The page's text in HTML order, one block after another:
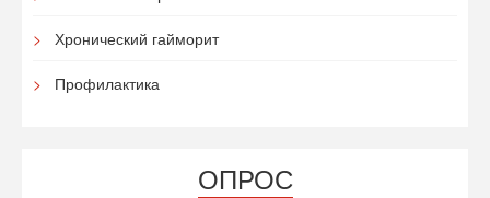
Хронический гайморит
Профилактика
ОПРОС